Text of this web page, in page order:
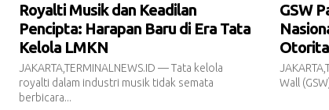
Royalti Musik dan Keadilan
Pencipta: Harapan Baru di Era Tata
Kelola LMKN
JAKARTA,TERMINALNEWS.ID — Tata kelola
royalti dalam industri musik tidak semata
berbicara...
GSW
Wall